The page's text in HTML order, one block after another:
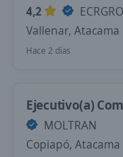
4,2
Vallenar, Atacama
Hace 2 días
Ejecutivo(a)
MOLTRAN
Copiapó, Atacama